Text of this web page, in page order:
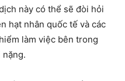
này có thể sẽ đòi hỏi
hạt nhân quốc tế và các
làm việc bên trong
nặng.